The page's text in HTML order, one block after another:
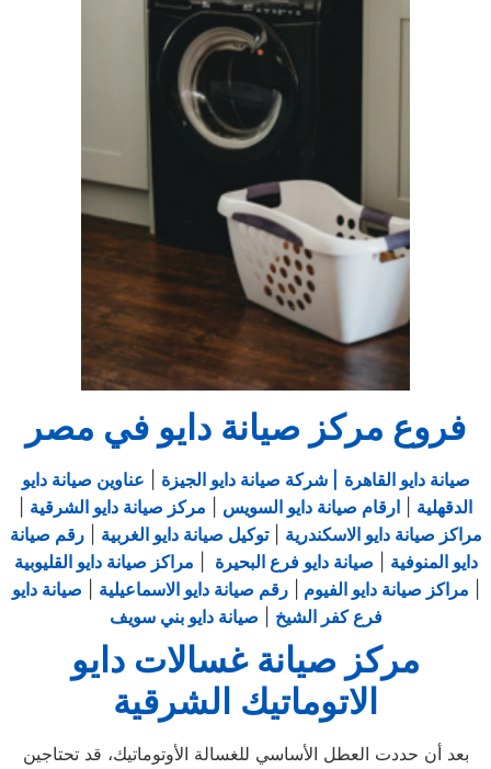
فروع مركز صيانة دايو في مصر
صيانة دايو القاهرة | شركة صيانة دايو الجيزة
عناوين صيانة دايو
الدقهلية
ارقام صيانة دايو السويس مركز صيانة دايو الشرقية
مراكز صيانة دايو الاسكندرية |توكيل صيانة دايو الغربية |رقم صيانة
دايو المنوفية
صيانة دايو فرع البحيرة
مراكز صيانة دايو القليوبية
مراكز صيانة دايو الفيوم |رقم صيانة دايو الاسماعيلية
صيانة دايو
فرع كفر الشيخ
صيانة دايو بني سويف
مركز صيانة غسالات دايو
الاتوماتيك الشرقية
بعد أن حددت العطل الأساسي للغسالة الأوتوماتيك، قد تحتاجين